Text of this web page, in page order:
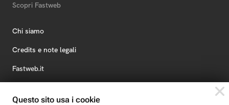
Scopri Fastweb
Chi siamo
Credits e note legali
Fastweb.it